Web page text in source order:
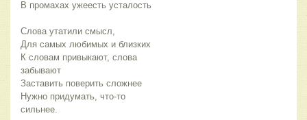
В промахах ужеесть усталость
Слова утатили смысл,
Для самых любимых и близких
К словам привыкают, слова
забывают
Заставить поверить сложнее
Нужно придумать, что-то
сильнее.